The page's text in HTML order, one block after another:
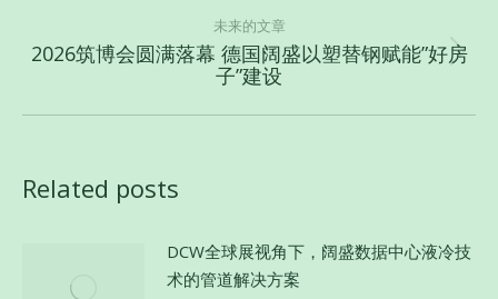
的
文
章：
未来的文章
未
来
的
2026筑博会圆满落幕 德国阔盛以塑替钢赋能”好房
子”建设
Related posts
DCW全球展视角下，阔盛数据中心液冷技
术的管道解决方案